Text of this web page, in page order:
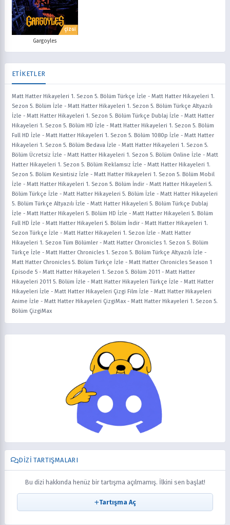
ÇİZGİ
Gargoyles
ETİKETLER
Matt Hatter Hikayeleri 1. Sezon 5. Bölüm Türkçe İzle - Matt Hatter Hikayeleri 1.
Sezon 5. Bölüm İzle - Matt Hatter Hikayeleri 1. Sezon 5. Bölüm Türkçe Altyazılı
İzle - Matt Hatter Hikayeleri 1. Sezon 5. Bölüm Türkçe Dublaj İzle - Matt Hatter
Hikayeleri 1. Sezon 5. Bölüm HD İzle - Matt Hatter Hikayeleri 1. Sezon 5. Bölüm
Full HD İzle - Matt Hatter Hikayeleri 1. Sezon 5. Bölüm 1080p İzle - Matt Hatter
Hikayeleri 1. Sezon 5. Bölüm Bedava İzle - Matt Hatter Hikayeleri 1. Sezon 5.
Bölüm Ücretsiz İzle - Matt Hatter Hikayeleri 1. Sezon 5. Bölüm Online İzle - Matt
Hatter Hikayeleri 1. Sezon 5. Bölüm Reklamsız İzle - Matt Hatter Hikayeleri 1.
Sezon 5. Bölüm Kesintisiz İzle - Matt Hatter Hikayeleri 1. Sezon 5. Bölüm Mobil
İzle - Matt Hatter Hikayeleri 1. Sezon 5. Bölüm İndir - Matt Hatter Hikayeleri 5.
Bölüm Türkçe İzle - Matt Hatter Hikayeleri 5. Bölüm İzle - Matt Hatter Hikayeleri
5. Bölüm Türkçe Altyazılı İzle - Matt Hatter Hikayeleri 5. Bölüm Türkçe Dublaj
İzle - Matt Hatter Hikayeleri 5. Bölüm HD İzle - Matt Hatter Hikayeleri 5. Bölüm
Full HD İzle - Matt Hatter Hikayeleri 5. Bölüm İndir - Matt Hatter Hikayeleri 1.
Sezon Türkçe İzle - Matt Hatter Hikayeleri 1. Sezon İzle - Matt Hatter
Hikayeleri 1. Sezon Tüm Bölümler - Matt Hatter Chronicles 1. Sezon 5. Bölüm
Türkçe İzle - Matt Hatter Chronicles 1. Sezon 5. Bölüm Türkçe Altyazılı İzle -
Matt Hatter Chronicles 5. Bölüm Türkçe İzle - Matt Hatter Chronicles Season 1
Episode 5 - Matt Hatter Hikayeleri 1. Sezon 5. Bölüm 2011 - Matt Hatter
Hikayeleri 2011 5. Bölüm İzle - Matt Hatter Hikayeleri Türkçe İzle - Matt Hatter
Hikayeleri İzle - Matt Hatter Hikayeleri Çizgi Film İzle - Matt Hatter Hikayeleri
Anime İzle - Matt Hatter Hikayeleri ÇizgiMax - Matt Hatter Hikayeleri 1. Sezon 5.
Bölüm ÇizgiMax
DIZI TARTIŞMALARI
Bu dizi hakkında henüz bir tartışma açılmamış. İlkini sen başlat!
Tartışma Aç